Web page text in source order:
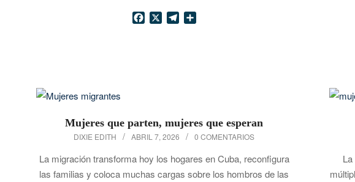
Facebook
X TelegramCompartir
Mujeres que parten, mujeres que esperan
04-
07
DIXIE EDITH ABRIL 7, 2026 0 COMENTARIOS
La migración transforma hoy los hogares en Cuba, reconfigura
las familias y coloca muchas cargas sobre los hombros de las